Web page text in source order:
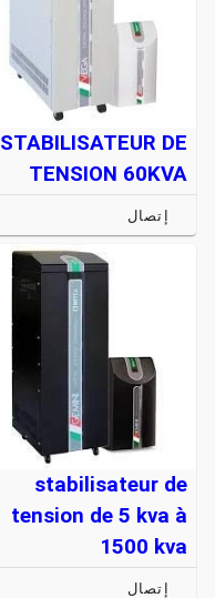
STABILISATEUR DE
TENSION 60KVA
إتصال
stabilisateur de
tension de 5 kva à
1500 kva
إتصال